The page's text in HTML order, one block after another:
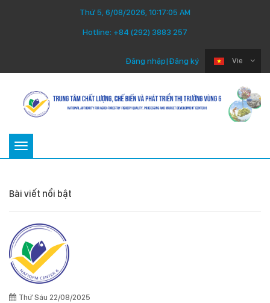
Thứ 5, 6/08/2026, 10:17:05 AM
Hotline: +84 (292) 3883 257
Vie
Đăng nhập|Đăng ký
Toggle
Bài viết nổi bật
Thứ Sáu 22/08/2025